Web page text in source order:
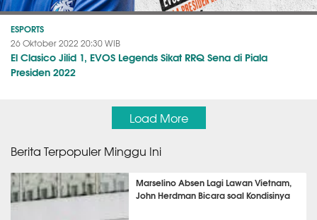
ESPORTS
26 Oktober 2022 20:30 WIB
El Clasico Jilid 1, EVOS Legends Sikat RRQ Sena di Piala
Presiden 2022
Load More
Berita Terpopuler Minggu Ini
Marselino Absen Lagi Lawan Vietnam,
John Herdman Bicara soal Kondisinya